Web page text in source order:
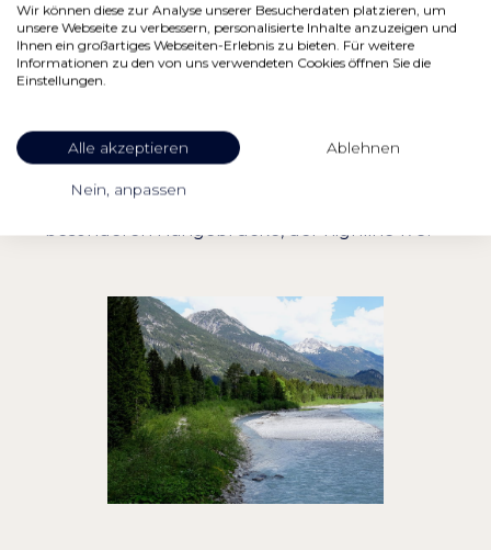
Martinauer Au mit einer Wanderung auf dem
Lechweg kombinieren. Die Etappe 5 des
Lechwegs führt von Elbigenalp auf 19,5 km bis
nach Vorderhornbach. Etwas kürzer ist die
Weissenbach.
Besuch der Ruine Ehrenberg mit seiner
besonderen Hängebrücke, der highline 179.
Wir können diese zur Analyse unserer Besucherdaten platzieren, um
unsere Webseite zu verbessern, personalisierte Inhalte anzuzeigen und
Ihnen ein großartiges Webseiten-Erlebnis zu bieten. Für weitere
Informationen zu den von uns verwendeten Cookies öffnen Sie die
Einstellungen.
Alle akzeptieren Ablehnen
Nein, anpassen